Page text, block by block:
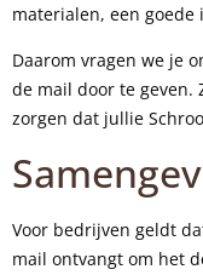
materialen, een
Daarom vragen we je
de mail door te geven.
zorgen dat jullie
Voor bedrijven geldt
mail ontvangt om het